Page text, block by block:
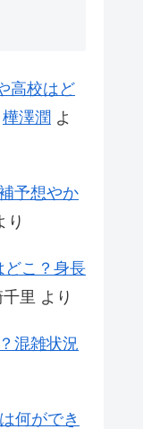
高校はど
樺澤潤 よ
予想やか
り
どこ？身長
里 より
混雑状況
何ができ